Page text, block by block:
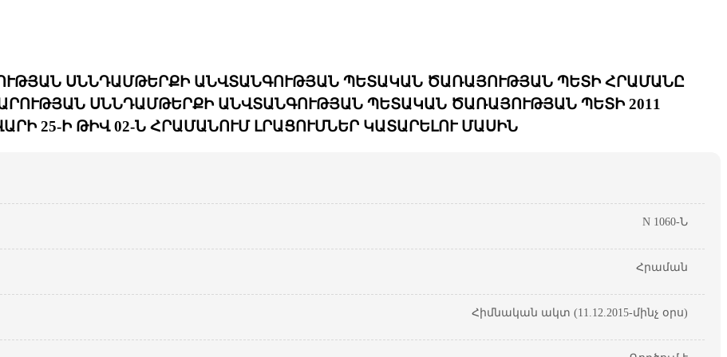
ՍՆՆԴԱՄԹԵՐՔԻ ԱՆՎՏԱՆԳՈՒԹՅԱՆ ՊԵՏԱԿԱՆ ԾԱՌԱՅՈՒԹՅԱՆ ՊԵՏԻ ՀՐԱՄԱՆԸ
ՍՆՆԴԱՄԹԵՐՔԻ ԱՆՎՏԱՆԳՈՒԹՅԱՆ ՊԵՏԱԿԱՆ ԾԱՌԱՅՈՒԹՅԱՆ ՊԵՏԻ 2011
25-Ի ԹԻՎ 02-Ն ՀՐԱՄԱՆՈՒՄ ԼՐԱՑՈՒՄՆԵՐ ԿԱՏԱՐԵԼՈՒ ՄԱՍԻՆ
N 1060-Ն
Հրաման
Հիմնական ակտ (11.12.2015-մինչ օրս)